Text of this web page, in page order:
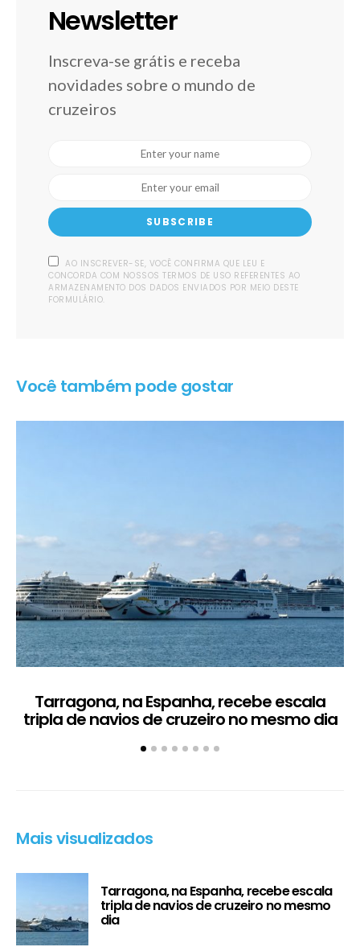
Newsletter
Inscreva-se grátis e receba
novidades sobre o mundo de
cruzeiros
SUBSCRIBE
AO INSCREVER-SE, VOCÊ CONFIRMA QUE LEU E
CONCORDA COM NOSSOS TERMOS DE USO REFERENTES AO
ARMAZENAMENTO DOS DADOS ENVIADOS POR MEIO DESTE
FORMULÁRIO.
Você também pode gostar
Tarragona, na Espanha, recebe escala
tripla de navios de cruzeiro no mesmo dia
Mais visualizados
Tarragona, na Espanha, recebe escala
tripla de navios de cruzeiro no mesmo
dia